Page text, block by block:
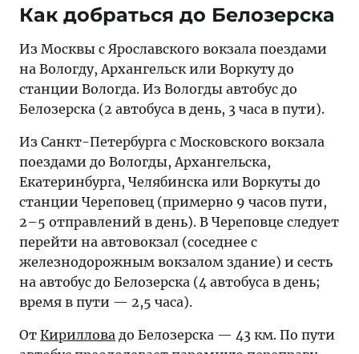
Как добраться до Белозерска
Из Москвы с Ярославского вокзала поездами
на Вологду, Архангельск или Воркуту до
станции Вологда. Из Вологды автобус до
Белозерска (2 автобуса в день, 3 часа в пути).
Из Санкт-Петербурга с Московского вокзала
поездами до Вологды, Архангельска,
Екатеринбурга, Челябинска или Воркуты до
станции Череповец (примерно 9 часов пути,
2–5 отправлений в день). В Череповце следует
перейти на автовокзал (соседнее с
железнодорожным вокзалом здание) и сесть
на автобус до Белозерска (4 автобуса в день;
время в пути — 2,5 часа).
От Кириллова до Белозерска — 43 км. По пути